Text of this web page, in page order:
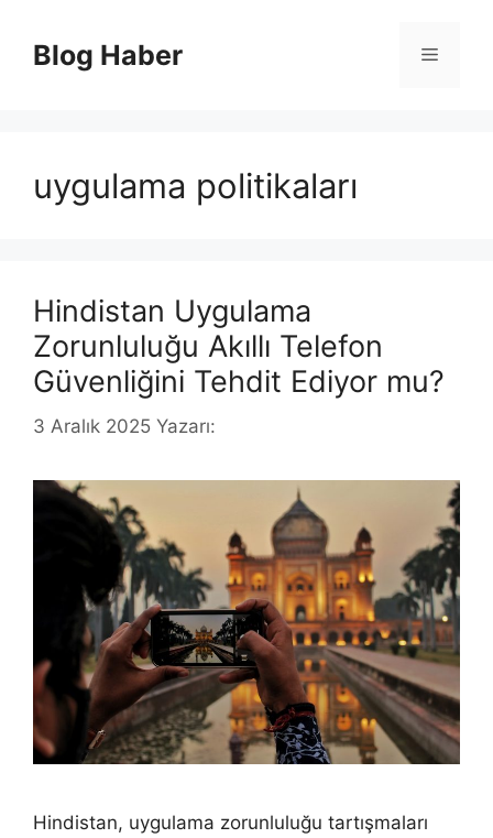
Blog Haber Menü
uygulama politikaları
Hindistan Uygulama
Zorunluluğu Akıllı Telefon
Güvenliğini Tehdit Ediyor mu?
3 Aralık 2025 Yazarı:
Hindistan, uygulama zorunluluğu tartışmaları